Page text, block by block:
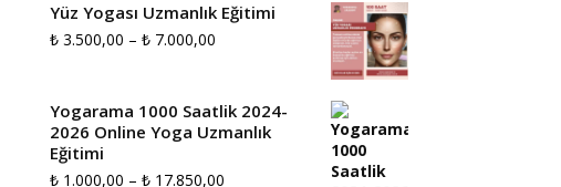
₺ 2.000,00
Yüz Yogası Uzmanlık Eğitimi
₺ 3.500,00 – ₺ 7.000,00
₺ 3.500,00
-
₺ 7.000,00
Yogarama 1000 Saatlik 2024-
2026 Online Yoga Uzmanlık
Eğitimi
₺ 1.000,00 – ₺ 17.850,00